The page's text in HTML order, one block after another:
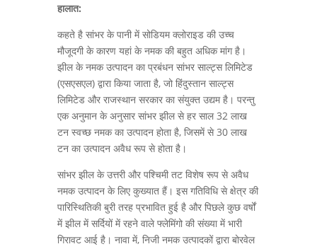
हालात:
कहते है सांभर के पानी में सोडियम क्लोराइड की उच्च
मौजूदगी के कारण यहां के नमक की बहुत अधिक मांग है।
झील के नमक उत्पादन का प्रबंधन सांभर साल्ट्स लिमिटेड
(एसएसएल) द्वारा किया जाता है, जो हिंदुस्तान साल्ट्स
लिमिटेड और राजस्थान सरकार का संयुक्त उद्यम है। परन्तु
एक अनुमान के अनुसार सांभर झील से हर साल 32 लाख
टन स्वच्छ नमक का उत्पादन होता है, जिसमें से 30 लाख
टन का उत्पादन अवैध रूप से होता है।
सांभर झील के उत्तरी और पश्चिमी तट विशेष रूप से अवैध
नमक उत्पादन के लिए कुख्यात हैं। इस गतिविधि से क्षेत्र की
पारिस्थितिकी बुरी तरह प्रभावित हुई है और पिछले कुछ वर्षों
में झील में सर्दियों में रहने वाले फ्लेमिंगो की संख्या में भारी
गिरावट आई है। नावा में, निजी नमक उत्पादकों द्वारा बोरवेल